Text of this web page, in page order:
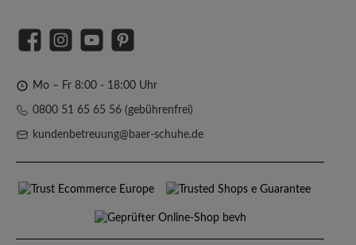
FacebookInstagramYouTubePinterest
Mo – Fr 8:00 - 18:00 Uhr
0800 51 65 65 56 (gebührenfrei)
kundenbetreuung@baer-schuhe.de